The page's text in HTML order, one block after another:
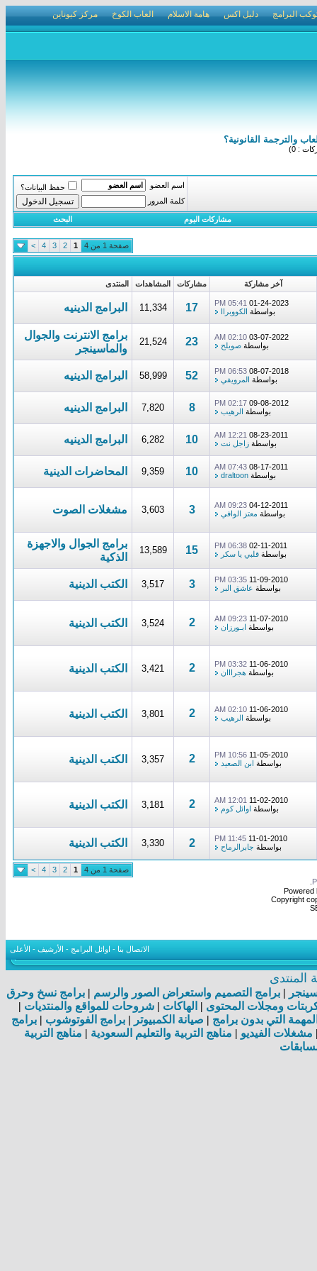
البرامج دليل اكس هامة الاسلام العاب الكوخ مركز كيوناين
والترجمة القانونية؟
: 0)
اسم العضو
حفظ البيانات؟
كلمة المرور
مشاركات اليوم البحث
صفحة 1 من 4 1
2
3
4
>
آخر مشاركة مشاركات المشاهدات المنتدى
01-24-2023
05:41 PM
بواسطة الكووبراا 17
11,334 البرامج الدينيه
03-07-2022
02:10 AM
بواسطة صويلح 23
21,524
برامج الانترنت والجوال
والماسينجر
08-07-2018
06:53 PM
بواسطة المرويفي 52
58,999 البرامج الدينيه
09-08-2012
02:17 PM
بواسطة الرهيب 8
7,820 البرامج الدينيه
08-23-2011
12:21 AM
بواسطة زاجل نت 10
6,282 البرامج الدينيه
08-17-2011
07:43 AM
بواسطة draltoon
10
9,359 المحاضرات الدينية
04-12-2011
09:23 AM
بواسطة معتز الوافي 3
3,603 مشغلات الصوت
02-11-2011
06:38 PM
بواسطة قلبي يا سكر 15
13,589
برامج الجوال والاجهزة
الذكية
11-09-2010
03:35 PM
بواسطة عاشق البر 3
3,517 الكتب الدينية
11-07-2010
09:23 AM
بواسطة ابـورزان 2
3,524 الكتب الدينية
11-06-2010
03:32 PM
بواسطة هجرااان 2
3,421 الكتب الدينية
11-06-2010
02:10 AM
بواسطة الرهيب 2
3,801 الكتب الدينية
11-05-2010
10:56 PM
بواسطة ابن الصعيد 2
3,357 الكتب الدينية
11-02-2010
12:01 AM
بواسطة اوائل كوم 2
3,181 الكتب الدينية
11-01-2010
11:45 PM
بواسطة جابرالرماح 2
3,330 الكتب الدينية
صفحة 1 من 4 1
2
3
4
>
Powered
Copyright
الاتصال بنا - اوائل البرامج - الأرشيف - الأعلى
المنتدى
|برامج التصميم واستعراض الصور والرسم |برامج نسخ وحرق
ومجلات المحتوى | الهاكات |شروحات للمواقع والمنتديات |
التي بدون برامج | صيانة الكمبيوتر |برامج الفوتوشوب |برامج
مشغلات الفيديو | مناهج التربية والتعليم السعودية | مناهج التربية